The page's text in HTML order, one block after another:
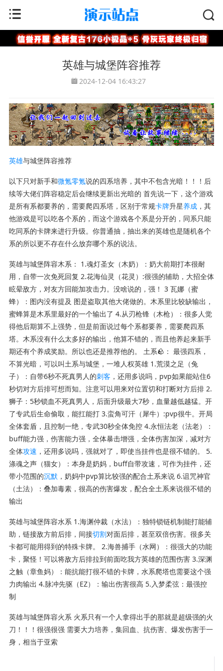
首页>手游攻略
英雄与城堡阵容推荐
2024-12-04 16:43:27
英雄与城堡阵容推荐
以下只对新手和微氪零氪说的四系培养，其中不包含光暗！！！后
续等大佬们阵容稳定后会继续更新出光暗的 首先说一下，这个游戏
是所有系都要养的，需要爬四系塔，区别于常规卡牌升星养成，其
他游戏是可以吃各个系的，而这个游戏各个系是分开的，同系只能
吃同系的卡牌来进行升级。你普通抽，抽出来的英雄也是随机各个
系的所以更不存在什么放弃哪个系的说法。
英雄与城堡阵容木系： 1.魂灯圣女（木奶）：奶大前期打本很耐
用，自带一次免死回复 2.花海仙灵（花灵）:很强的辅助，大招全体
眩晕敌方，对友方回能加攻击力。没啥说的，强！ 3 瓦娜（蜜
蜂）：图内没有提及 图是盗取其他大佬做的。木系里比较缺输出，
蜜蜂算是木系里最好的一个输出了 4.从刃枪锋（木枪）：很多人觉
得他后期算不上强势，但是前面说过每个系都要养，需要爬四系
塔。木系没有什么太多好的输出，他算不错的，而且他养起来新手
期还有个养成奖励。所以也还是推荐他的。 土系🪨： 最强四系，
不算光暗，可以叫土系与城堡，一堆人权英雄 1.荒漠之足（兔
子）：自带6秒不死真男人的刺客 ，还用多说吗，pvp如果能站住6
秒切对方后排可想而知。注意可以用来对位置切和打断对方后排 2.
狮子：5秒锁血不死真男人，后面升级最大7秒，血量越低越猛。开
了专武后生命偷取，能扛能打 3.蛮角可汗（犀牛）:pvp很牛。开局
全体套盾，且控制一绝，专武30秒全体免控 4.永恒法老（法老）：
buff能力强，伤害能力强，全体暴击增强，全体伤害加深，减对方
全体攻速 ，还用多说吗，强就对了，即使当挂件也是很不错的。 5.
涤魂之声（猫女）：本身是奶妈，buff自带攻速，可作为挂件，还
带小范围的沉默 ，奶妈中pvp算比较强的配合土系来说 6.诅咒神官
（土法）：叠加毒素，很高的伤害爆发，配合全土系来说很不错的
输出
英雄与城堡阵容水系 1.海渊仲裁（水法）：独特锁链机制能打能辅
助，链接敌方前后排，间接切割对面后排，甚至双倍伤害。很多关
卡都可能用得到的特殊卡牌。 2.海兽捕手（水网）：很强大的功能
卡，聚怪！可以将敌方后排拉到前面吃我方英雄的范围伤害 3.深渊
之触（章鱼妈）：能抗能打很不错的卡牌，水系爬塔也需要这个强
力肉输出 4.脉冲先驱（EZ）：输出伤害很高 5.入梦柔弦：最强控
制
英雄与城堡阵容火系 火系只有一个人拿得出手的那就是超级强的火
刀！！！很强很强 需要大力培养，集回血、抗伤害、爆发伤害于一
身，相当于亚索